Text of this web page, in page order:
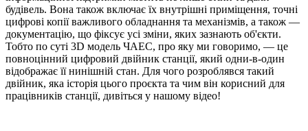
будівель. Вона також включає їх внутрішні приміщення, точні
цифрові копії важливого обладнання та механізмів, а також —
документацію, що фіксує усі зміни, яких зазнають об'єкти.
Тобто по суті 3D модель ЧАЕС, про яку ми говоримо, — це
повноцінний цифровий двійник станції, який одни-в-один
відображає її нинішній стан. Для чого розроблявся такий
двійник, яка історія цього проєкта та чим він корисний для
працівників станції, дивіться у нашому відео!